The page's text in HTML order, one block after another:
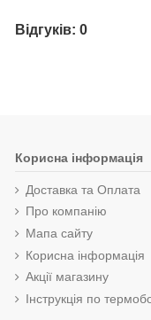
Відгуків: 0
Корисна інформація
Доставка та Оплата
Про компанію
Мапа сайту
Корисна інформація
Акції магазину
Інструкція по